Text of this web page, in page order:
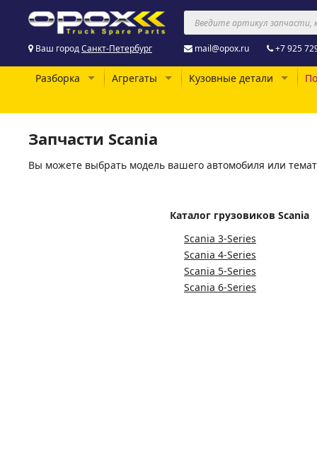
Ваш городСанкт-Петербург mail@opox.ru +7 925
Разборка Агрегаты Кузовные детали
Запчасти Scania
Вы можете выбрать модель вашего автомобиля или
Каталог грузовиков Scania
Scania 3-Series
Scania 4-Series
Scania 5-Series
Scania 6-Series